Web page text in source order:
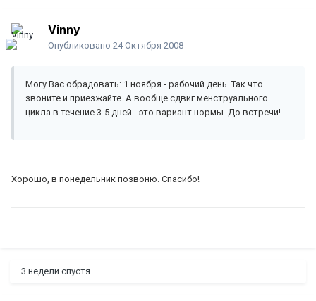
Vinny
Опубликовано 24 Октября 2008
Могу Вас обрадовать: 1 ноября - рабочий день. Так что
звоните и приезжайте. А вообще сдвиг менструального
цикла в течение 3-5 дней - это вариант нормы. До встречи!
Хорошо, в понедельник позвоню. Спасибо!
3 недели спустя...